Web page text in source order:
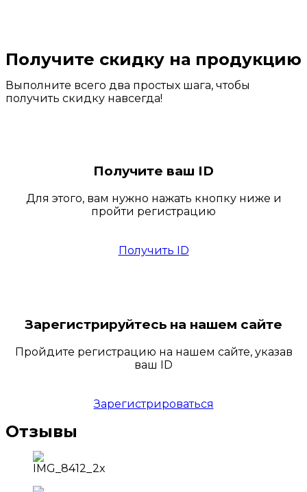
Получите скидку на продукцию
Выполните всего два простых шага, чтобы
получить скидку навсегда!
Получите ваш ID
Для этого, вам нужно нажать кнопку ниже и
пройти регистрацию
Получить ID
Зарегистрируйтесь на нашем сайте
Пройдите регистрацию на нашем сайте, указав
ваш ID
Зарегистрироваться
Отзывы